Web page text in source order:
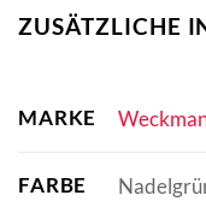
ZUSÄTZLICHE
MARKE
FARBE